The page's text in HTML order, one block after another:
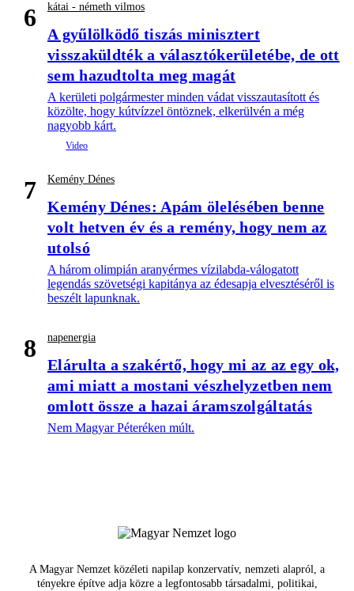
6 kátai - németh vilmos
A gyűlölködő tiszás minisztert
visszaküldték a választókerületébe, de ott
sem hazudtolta meg magát
A kerületi polgármester minden vádat visszautasított és
közölte, hogy kútvízzel öntöznek, elkerülvén a még
nagyobb kárt.
7 Kemény Dénes
Kemény Dénes: Apám ölelésében benne
volt hetven év és a remény, hogy nem az
utolsó
A három olimpián aranyérmes vízilabda-válogatott
legendás szövetségi kapitánya az édesapja elvesztéséről is
beszélt lapunknak.
8 napenergia
Elárulta a szakértő, hogy mi az az egy ok,
ami miatt a mostani vészhelyzetben nem
omlott össze a hazai áramszolgáltatás
Nem Magyar Péteréken múlt.
A Magyar Nemzet közéleti napilap konzervatív, nemzeti alapról, a
tényekre építve adja közre a legfontosabb társadalmi, politikai,